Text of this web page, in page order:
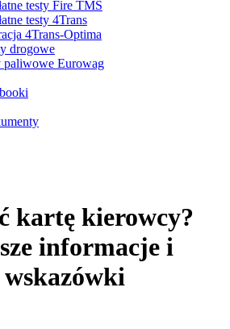
testy Fire TMS
testy 4Trans
4Trans-Optima
drogowe
paliwowe Eurowag
kartę kierowcy?
informacje i